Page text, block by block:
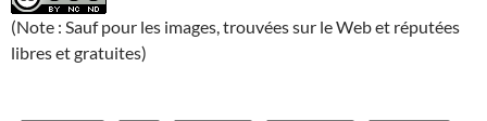
(Note : Sauf pour les images, trouvées sur le Web et réputées
libres et gratuites)